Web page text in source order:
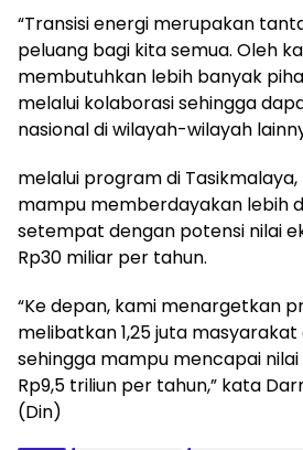
“Transisi energi merupakan
peluang bagi kita semua. Oleh
membutuhkan lebih banyak
melalui kolaborasi sehingga
nasional di wilayah-wilayah
melalui program di
mampu memberdayakan lebih
setempat dengan potensi nilai
Rp30 miliar per tahun.
“Ke depan, kami menargetkan
melibatkan 1,25 juta masyarakat
sehingga mampu mencapai
Rp9,5 triliun per tahun,” kata
(Din)